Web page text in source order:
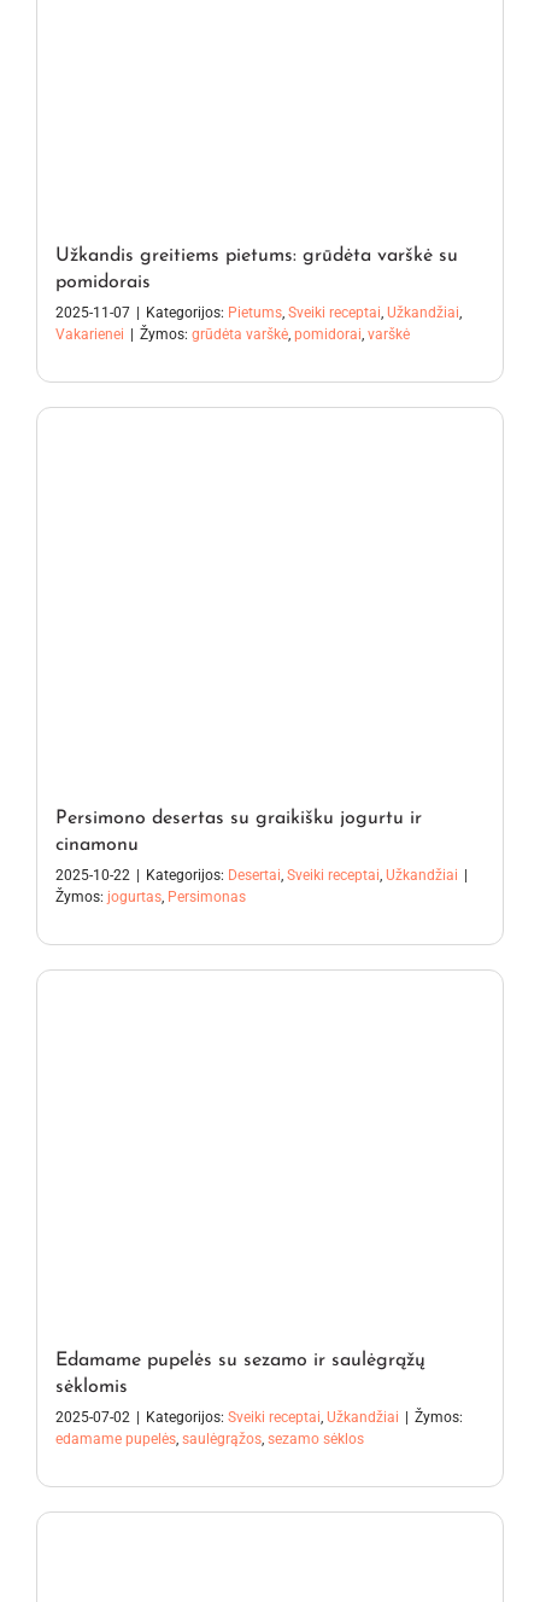
Užkandis greitiems pietums: grūdėta varškė su
pomidorais
2025-11-07 | Kategorijos: Pietums Sveiki receptai Užkandžiai
Vakarienei | Žymos: grūdėta varškė pomidorai varškė
Persimono desertas su graikišku jogurtu ir
cinamonu
2025-10-22 Kategorijos: Desertai, Sveiki receptai, Užkandžiai
Žymos: jogurtas, Persimonas
Edamame pupelės su sezamo ir saulėgrąžų
sėklomis
2025-07-02 | Kategorijos: Sveiki receptai, Užkandžiai | Žymos:
edamame pupelės, saulėgrąžos, sezamo sėklos